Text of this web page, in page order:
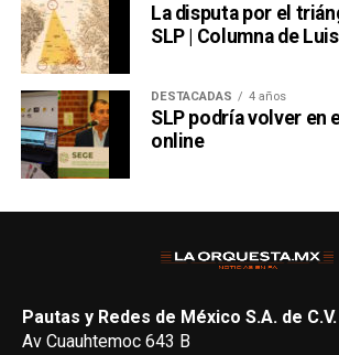
La disputa por el
SLP | Columna de
DESTACADAS 4 años
SLP podría volver en
online
Pautas y Redes de México S.A. de C.V.
Av Cuauhtemoc 643 B